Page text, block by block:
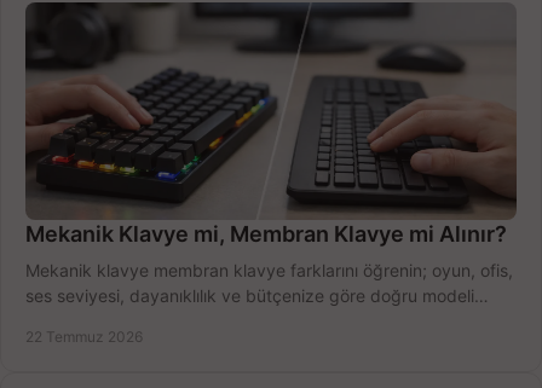
Mekanik Klavye mi, Membran Klavye mi Alınır?
Mekanik klavye membran klavye farklarını öğrenin; oyun, ofis,
ses seviyesi, dayanıklılık ve bütçenize göre doğru modeli
22 Temmuz 2026